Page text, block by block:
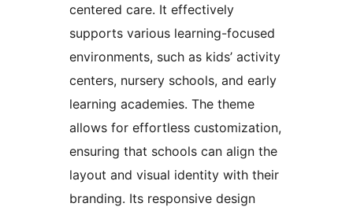
centered care. It effectively
supports various learning-focused
environments, such as kids’ activity
centers, nursery schools, and early
learning academies. The theme
allows for effortless customization,
ensuring that schools can align the
layout and visual identity with their
branding. Its responsive design